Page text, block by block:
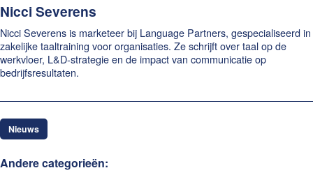
Nicci Severens
Nicci Severens is marketeer bij Language Partners, gespecialiseerd in
zakelijke taaltraining voor organisaties. Ze schrijft over taal op de
werkvloer, L&D-strategie en de impact van communicatie op
bedrijfsresultaten.
Nieuws
Andere categorieën: